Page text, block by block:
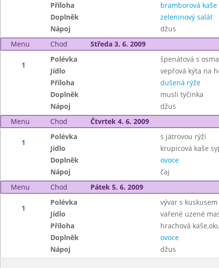
Příloha
bramborová kaše
Doplněk
zeleninový salát
Nápoj
džus
Menu
Chod Středa 3. 6. 2009
1
Polévka
špenátová s
Jídlo
vepřová kýta na
Příloha
dušená rýže
Doplněk
musli tyčinka
Nápoj
džus
Menu
Chod Čtvrtek 4. 6. 2009
1
Polévka
s játrovou rýží
Jídlo
krupicová kaše
Doplněk
ovoce
Nápoj
čaj
Menu
Chod Pátek 5. 6. 2009
1
Polévka
vývar s kuskusem
Jídlo
vařené uzené
Příloha
hrachová
Doplněk
ovoce
Nápoj
džus